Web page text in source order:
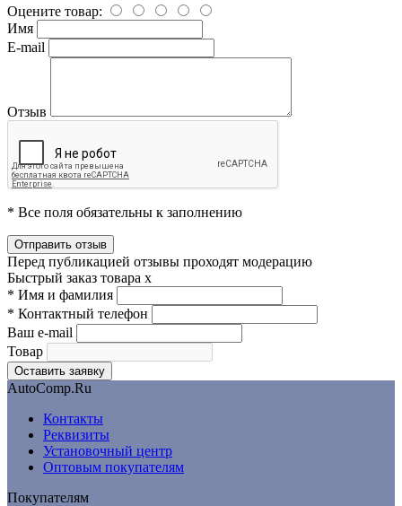
Оцените товар:
Имя
E-mail
Отзыв
* Все поля обязательны к заполнению
Перед публикацией отзывы проходят модерацию
Быстрый заказ товара x
* Имя и фамилия
* Контактный телефон
Ваш e-mail
Товар
AutoComp.Ru
Контакты
Реквизиты
Установочный центр
Оптовым покупателям
Покупателям